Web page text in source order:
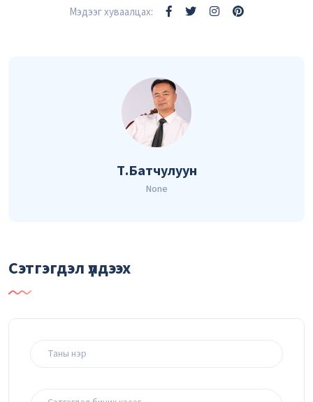
Мэдээг хуваалцах:
Т.Батчулуун
None
Сэтгэгдэл үлдээх